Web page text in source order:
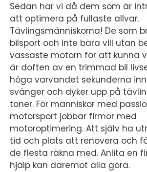
Sedan har vi då dem som är
att optimera på fullaste allvar.
Tävlingsmänniskorna! De som
bilsport och inte bara vill utan
vassaste motorn för att kunna
är doften av en trimmad bil
höga varvandet sekunderna
svänger och dyker upp på
toner. För människor med
motorsport jobbar firmor med
motoroptimering. Att själv ha
tid och plats att renovera och
de flesta räkna med. Anlita en
hjälp kan däremot alla göra.